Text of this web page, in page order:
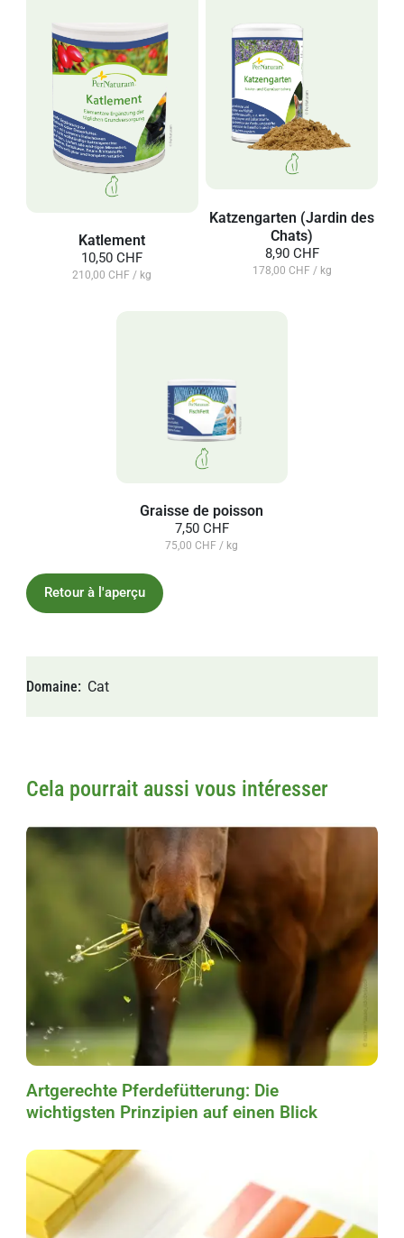
Katlement
10,50 CHF
210,00 CHF / kg
Katzengarten (Jardin des
Chats)
8,90 CHF
178,00 CHF / kg
Graisse de poisson
7,50 CHF
75,00 CHF / kg
Domaine Cat
Cela pourrait aussi vous intéresser
Artgerechte Pferdefütterung: Die
wichtigsten Prinzipien auf einen Blick
Retour à l'aperçu